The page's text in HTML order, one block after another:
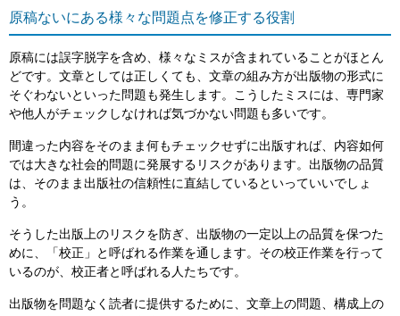
原稿ないにある様々な問題点を修正する役割
原稿には誤字脱字を含め、様々なミスが含まれていることがほとん
どです。文章としては正しくても、文章の組み方が出版物の形式に
そぐわないといった問題も発生します。こうしたミスには、専門家
や他人がチェックしなければ気づかない問題も多いです。
間違った内容をそのまま何もチェックせずに出版すれば、内容如何
では大きな社会的問題に発展するリスクがあります。出版物の品質
は、そのまま出版社の信頼性に直結しているといっていいでしょ
う。
そうした出版上のリスクを防ぎ、出版物の一定以上の品質を保つた
めに、「校正」と呼ばれる作業を通します。その校正作業を行って
いるのが、校正者と呼ばれる人たちです。
出版物を問題なく読者に提供するために、文章上の問題、構成上の